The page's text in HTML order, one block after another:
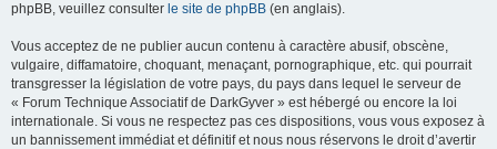
phpBB, veuillez consulter le site de phpBB (en anglais).
Vous acceptez de ne publier aucun contenu à caractère abusif, obscène,
vulgaire, diffamatoire, choquant, menaçant, pornographique, etc. qui pourrait
transgresser la législation de votre pays, du pays dans lequel le serveur de
« Forum Technique Associatif de DarkGyver » est hébergé ou encore la loi
internationale. Si vous ne respectez pas ces dispositions, vous vous exposez à
un bannissement immédiat et définitif et nous nous réservons le droit d’avertir